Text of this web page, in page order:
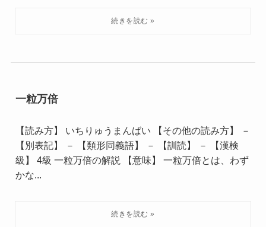
一粒万倍
【読み方】 いちりゅうまんばい 【その他の読み方】 －
【別表記】 － 【類形同義語】 － 【訓読】 － 【漢検
級】 4級 一粒万倍の解説 【意味】 一粒万倍とは、わず
かな...